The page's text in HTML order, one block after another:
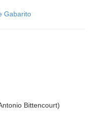
Gabarito
Bittencourt)